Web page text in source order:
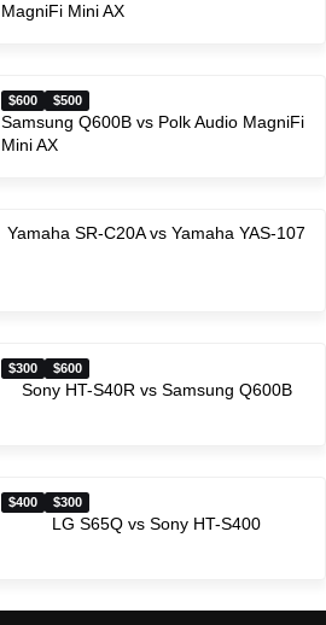
MagniFi Mini AX
$600 $500
Samsung Q600B vs Polk Audio MagniFi
Mini AX
Yamaha SR-C20A vs Yamaha YAS-107
$300 $600
Sony HT-S40R vs Samsung Q600B
$400 $300
LG S65Q vs Sony HT-S400